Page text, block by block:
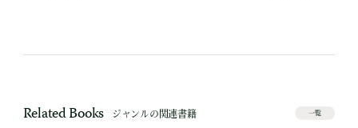
Related Books ジャンルの関連書籍 一覧